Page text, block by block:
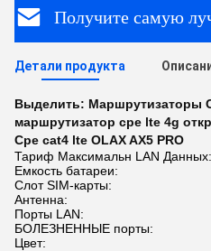
Получите самую
Детали продукта
Выделить: Маршрутизаторы
маршрутизатор cpe lte 4g
Cpe cat4 lte OLAX AX5 PRO
Тариф Максимальн LAN Данных:
Емкость батареи:
Слот SIM-карты:
Антенна:
Порты LAN:
БОЛЕЗНЕННЫЕ порты:
Цвет: